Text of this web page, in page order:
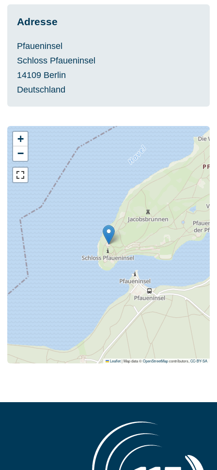
Adresse
Pfaueninsel
Schloss Pfaueninsel
14109 Berlin
Deutschland
+
−
Leaflet|Map data ©OpenStreetMapcontributors, CC-BY-SA